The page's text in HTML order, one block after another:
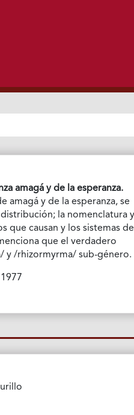
amagá y de la esperanza.
amagá y de la esperanza, se
la nomenclatura y
que causan y los sistemas de
que el verdadero
y /rhizormyrma/ sub-género.